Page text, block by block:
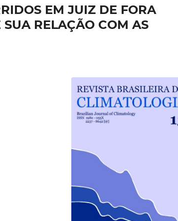
EM JUIZ DE FORA
SUA RELAÇÃO COM AS